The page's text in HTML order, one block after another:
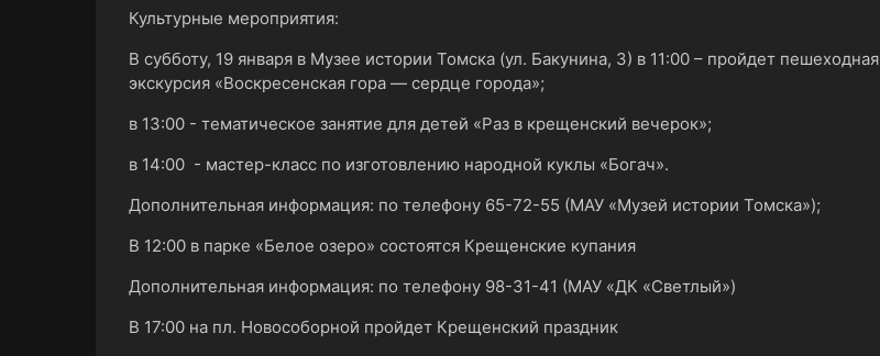
Культурные мероприятия:
В субботу, 19 января в Музее истории Томска (ул. Бакунина, 3) в 11:00 – пройдет пешеходная
экскурсия «Воскресенская гора — сердце города»;
в 13:00 - тематическое занятие для детей «Раз в крещенский вечерок»;
в 14:00 - мастер-класс по изготовлению народной куклы «Богач».
Дополнительная информация: по телефону 65-72-55 (МАУ «Музей истории Томска»);
В 12:00 в парке «Белое озеро» состоятся Крещенские купания
Дополнительная информация: по телефону 98-31-41 (МАУ «ДК «Светлый»)
В 17:00 на пл. Новособорной пройдет Крещенский праздник